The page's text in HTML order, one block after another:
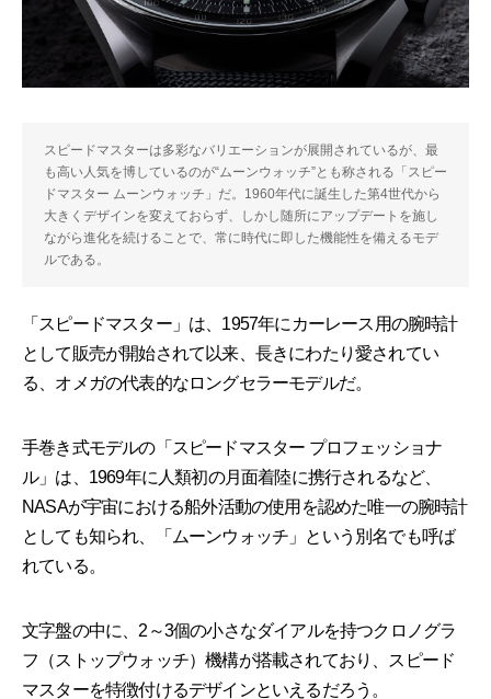
スピードマスターは多彩なバリエーションが展開されているが、最
も高い人気を博しているのが“ムーンウォッチ”とも称される「スピー
ドマスター ムーンウォッチ」だ。1960年代に誕生した第4世代から
大きくデザインを変えておらず、しかし随所にアップデートを施し
ながら進化を続けることで、常に時代に即した機能性を備えるモデ
ルである。
「スピードマスター」は、1957年にカーレース用の腕時計
として販売が開始されて以来、長きにわたり愛されてい
る、オメガの代表的なロングセラーモデルだ。
手巻き式モデルの「スピードマスター プロフェッショナ
ル」は、1969年に人類初の月面着陸に携行されるなど、
NASAが宇宙における船外活動の使用を認めた唯一の腕時計
としても知られ、「ムーンウォッチ」という別名でも呼ば
れている。
文字盤の中に、2～3個の小さなダイアルを持つクロノグラ
フ（ストップウォッチ）機構が搭載されており、スピード
マスターを特徴付けるデザインといえるだろう。